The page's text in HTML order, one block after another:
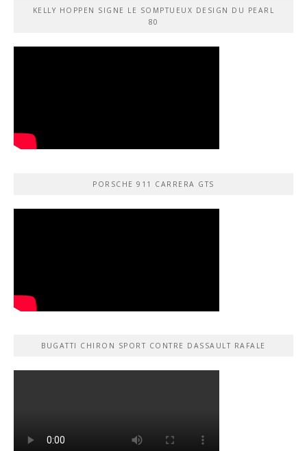
KELLY HOPPEN SIGNE LE SOMPTUEUX DESIGN DU PEARL
80
PORSCHE 911 CARRERA GTS
BUGATTI CHIRON SPORT CONTRE DASSAULT RAFALE